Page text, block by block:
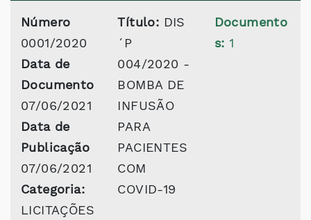
Número
0001/2020
Data de
Documento
07/06/2021
Data de
Publicação
07/06/2021
Categoria:
LICITAÇÕES
Título: DIS
´P
004/2020 -
BOMBA DE
INFUSÃO
PARA
PACIENTES
COM
COVID-19
Documento
s: 1